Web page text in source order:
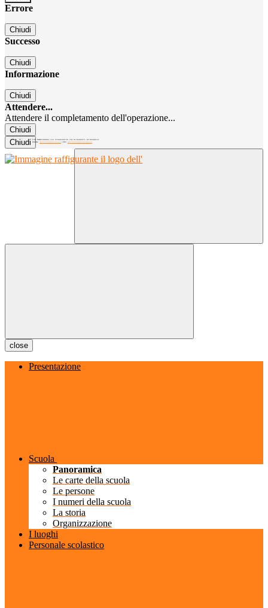
Errore
Chiudi
Successo
Chiudi
Informazione
Chiudi
Attendere...
Attendere il completamento dell'operazione...
Chiudi
Chiudi
C.M. MIRC300004 | C.F. 97040260156 | Tel. 02.8260979 - 02.89300137
EMAIL: mirc300004@istruzione.it | PEC: mirc300004@pec.istruzione.it
close
Presentazione
Scuola
Panoramica
Le carte della scuola
Le persone
I numeri della scuola
La storia
Organizzazione
I luoghi
Personale scolastico